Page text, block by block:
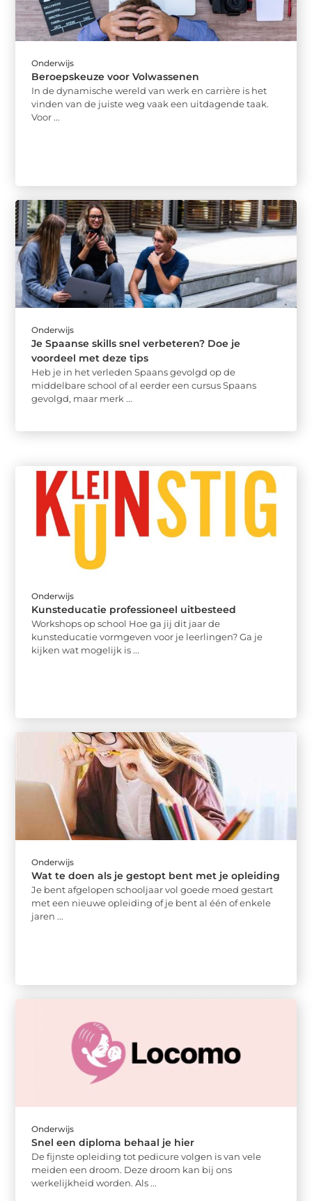
Onderwijs
Beroepskeuze voor Volwassenen
In de dynamische wereld van werk en carrière is het
vinden van de juiste weg vaak een uitdagende taak.
Voor ...
Onderwijs
Je Spaanse skills snel verbeteren? Doe je
voordeel met deze tips
Heb je in het verleden Spaans gevolgd op de
middelbare school of al eerder een cursus Spaans
gevolgd, maar merk ...
Onderwijs
Kunsteducatie professioneel uitbesteed
Workshops op school Hoe ga jij dit jaar de
kunsteducatie vormgeven voor je leerlingen? Ga je
kijken wat mogelijk is ...
Onderwijs
Wat te doen als je gestopt bent met je opleiding
Je bent afgelopen schooljaar vol goede moed gestart
met een nieuwe opleiding of je bent al één of enkele
jaren ...
Onderwijs
Snel een diploma behaal je hier
De fijnste opleiding tot pedicure volgen is van vele
meiden een droom. Deze droom kan bij ons
werkelijkheid worden. Als ...